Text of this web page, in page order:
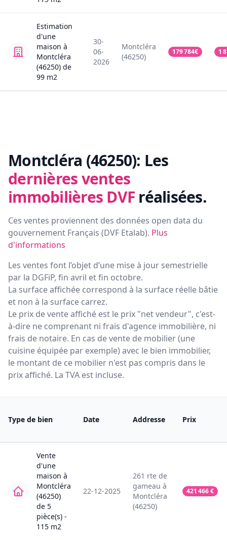
Estimation
d'une
maison à
Montcléra
(46250) de
99 m2
30-
06-
2026
Montcléra
(46250)
179 784€ 1
Montcléra (46250): Les
dernières ventes
immobilières DVF réalisées.
Ces ventes proviennent des données open data du
gouvernement Français (DVF Etalab). Plus
d'informations
Les ventes font l’objet d’une mise à jour semestrielle
par la DGFiP, fin avril et fin octobre.
La surface affichée correspond à la surface réelle bâtie
et non à la surface carrez.
Le prix de vente affiché est le prix "net vendeur", c'est-
à-dire ne comprenant ni frais d'agence immobilière, ni
frais de notaire. En cas de vente de mobilier (une
cuisine équipée par exemple) avec le bien immobilier,
le montant de ce mobilier n'est pas compris dans le
prix affiché. La TVA est incluse.
Type de bien Date Addresse Prix
Vente
d'une
maison à
Montcléra
(46250)
de 5
pièce(s) -
115 m2
22-12-2025
261 rte de
gameau à
Montcléra
(46250)
421 466€